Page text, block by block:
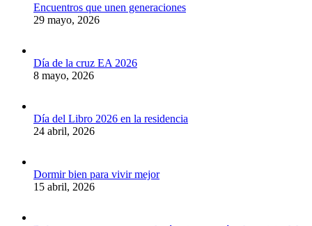
Encuentros que unen generaciones
29 mayo, 2026
Día de la cruz EA 2026
8 mayo, 2026
Día del Libro 2026 en la residencia
24 abril, 2026
Dormir bien para vivir mejor
15 abril, 2026